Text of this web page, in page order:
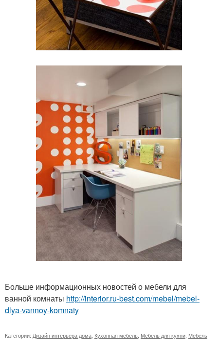
Больше информационных новостей о мебели для
ванной комнаты http://interior.ru-best.com/mebel/mebel-
dlya-vannoy-komnaty
Категории: Дизайн интерьера дома, Кухонная мебель, Мебель для кухни, Мебель